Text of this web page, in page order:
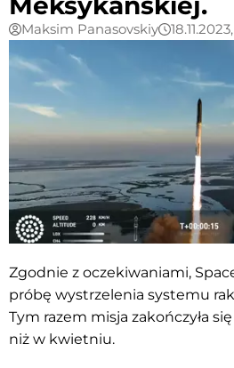
Maksim Panasovskiy
Zgodnie z oczekiwaniami,
próbę wystrzelenia systemu
Tym razem misja zakończyła
niż w kwietniu.